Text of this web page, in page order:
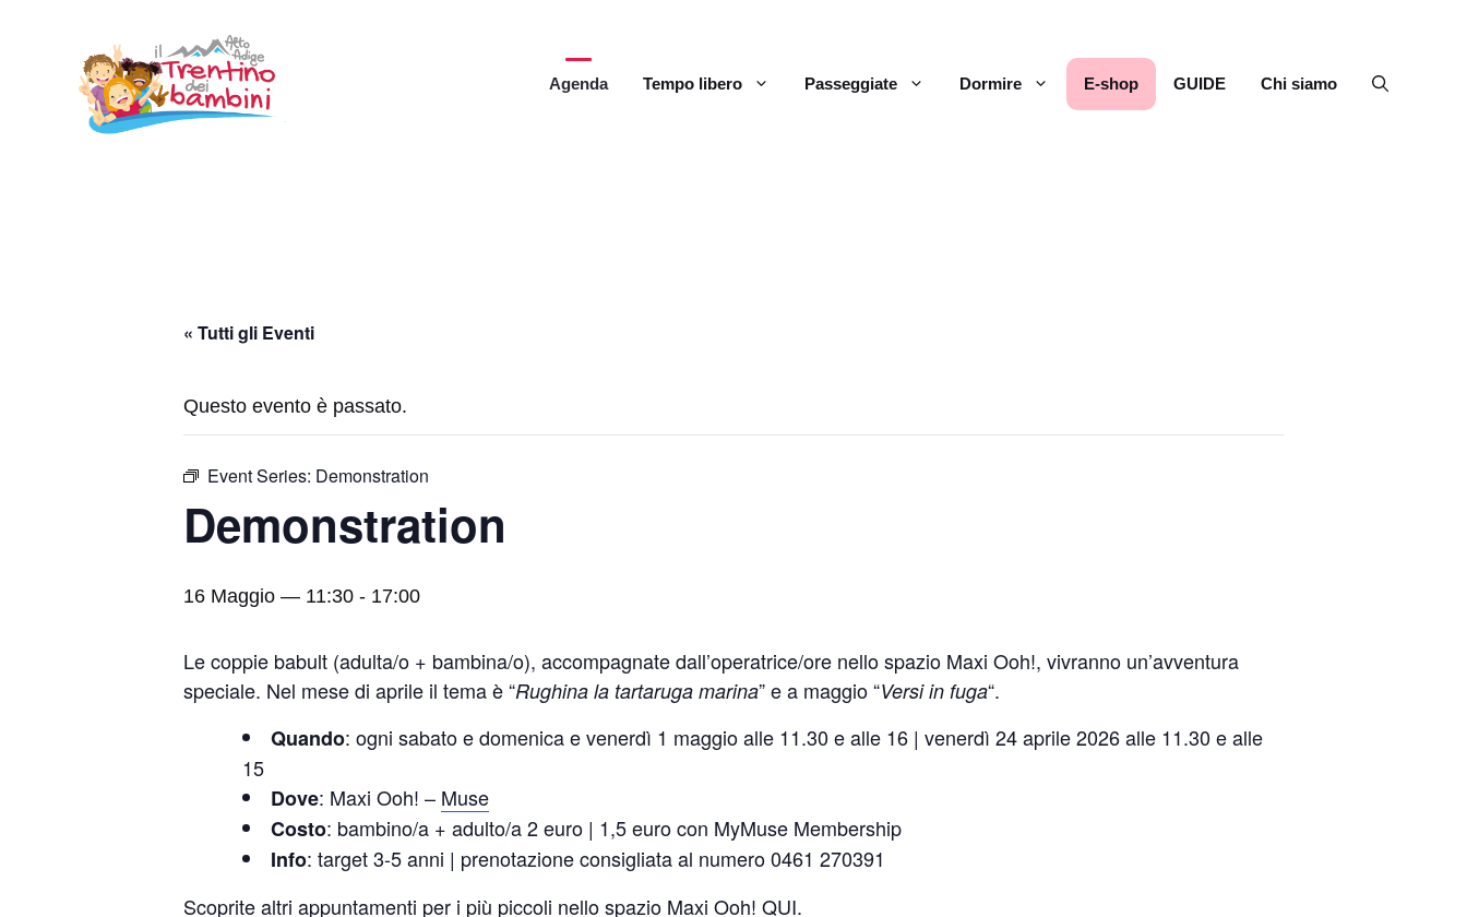
contenuto
Agenda Tempo libero Passeggiate Dormire E-shop GUIDE Chi siamo
« Tutti gli Eventi
Questo evento è passato.
Event Series: Demonstration
Demonstration
16 Maggio — 11:30 - 17:00
Le coppie babult (adulta/o + bambina/o), accompagnate dall’operatrice/ore nello spazio Maxi Ooh!, vivranno un’avventura
speciale. Nel mese di aprile il tema è “Rughina la tartaruga marina” e a maggio “Versi in fuga“.
Quando: ogni sabato e domenica e venerdì 1 maggio alle 11.30 e alle 16 | venerdì 24 aprile 2026 alle 11.30 e alle
15
Dove: Maxi Ooh! – Muse
Costo: bambino/a + adulto/a 2 euro | 1,5 euro con MyMuse Membership
Info: target 3-5 anni | prenotazione consigliata al numero 0461 270391
Scoprite altri appuntamenti per i più piccoli nello spazio Maxi Ooh! QUI.